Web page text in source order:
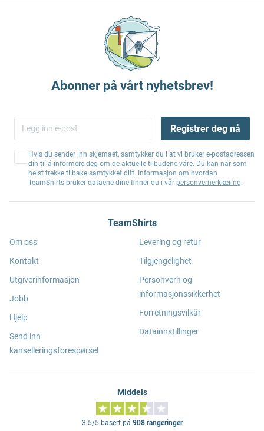
Abonner på vårt nyhetsbrev!
Registrer deg nå
Hvis du sender inn skjemaet, samtykker du i at vi bruker e-postadressen
din til å informere deg om de aktuelle tilbudene våre. Du kan når som
helst trekke tilbake samtykket ditt. Informasjon om hvordan
TeamShirts bruker dataene dine finner du i vår personvernerklæring.
TeamShirts
Om oss
Kontakt
Utgiverinformasjon
Jobb
Hjelp
Send inn
kanselleringsforespørsel
Levering og retur
Tilgjengelighet
Personvern og
informasjonssikkerhet
Forretningsvilkår
Datainnstillinger
Middels
3.5/5 basert på 908 rangeringer